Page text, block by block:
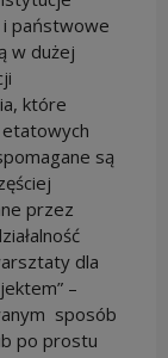
państwowe
w dużej
które
etatowych
są
przez
dla
–
sposób
po prostu